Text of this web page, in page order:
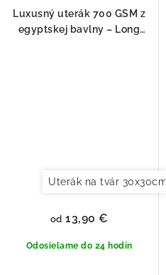
Luxusný uterák 700 GSM z
egyptskej bavlny – Long
Uterák na tvár 30x30cm
Odosielame do 24 hodín
od 13,90 €